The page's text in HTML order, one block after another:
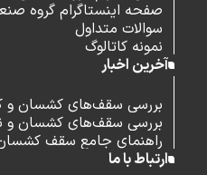
صفحه اینستاگرام گروه
سوالات متداول
نمونه کاتالوگ
آخرین اخبار
بررسی سقف‌های کشسان و
بررسی سقف‌های کشسان و
راهنمای جامع سقف
ارتباط با ما